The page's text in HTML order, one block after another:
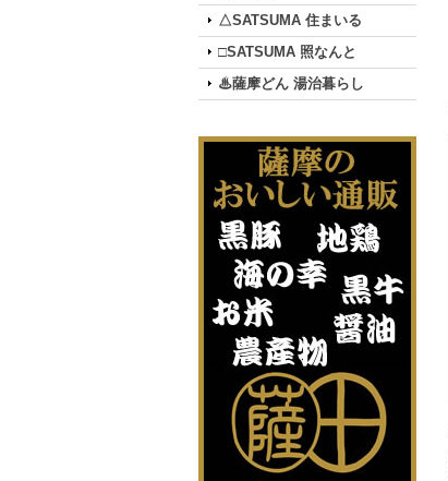
△SATSUMA 住まいる
□SATSUMA 照なんと
♨薩摩どん 湯治暮らし